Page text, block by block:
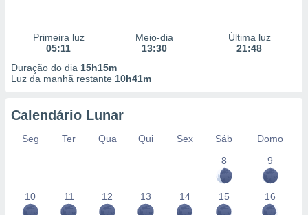
Primeira luz
05:11
Meio-dia
13:30
Última luz
21:48
Duração do dia 15h15m
Luz da manhã restante 10h41m
Calendário Lunar
Seg Ter Qua Qui Sex Sáb
Domo
8
9
10 11 12 13 14 15 16